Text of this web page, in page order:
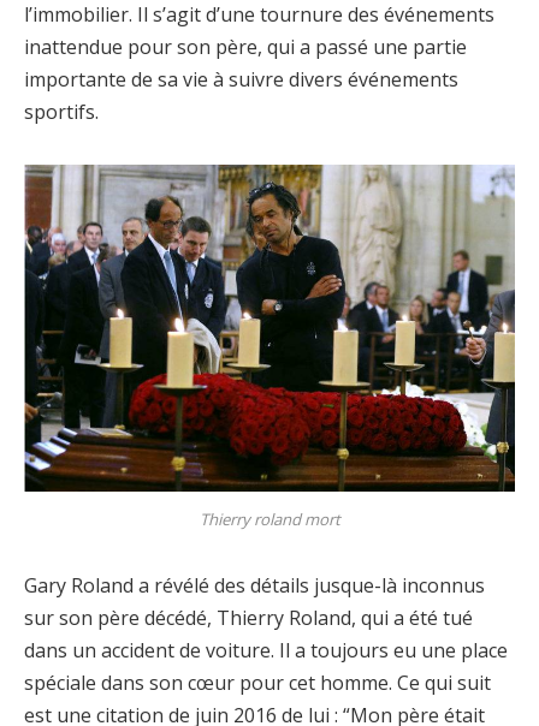
l’immobilier. Il s’agit d’une tournure des événements
inattendue pour son père, qui a passé une partie
importante de sa vie à suivre divers événements
sportifs.
Thierry roland mort
Gary Roland a révélé des détails jusque-là inconnus
sur son père décédé, Thierry Roland, qui a été tué
dans un accident de voiture. Il a toujours eu une place
spéciale dans son cœur pour cet homme. Ce qui suit
est une citation de juin 2016 de lui : “Mon père était